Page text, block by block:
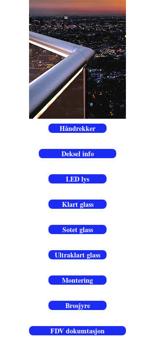
Håndrekker
Deksel info
LED lys
Klart glass
Sotet glass
Ultraklart glass
Montering
Brosjyre
FDV dokumtasjon